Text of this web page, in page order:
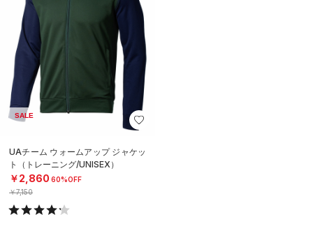
SALE
UAチーム ウォームアップ ジャケッ
ト（トレーニング/UNISEX）
￥2,860 60%OFF
￥7,150